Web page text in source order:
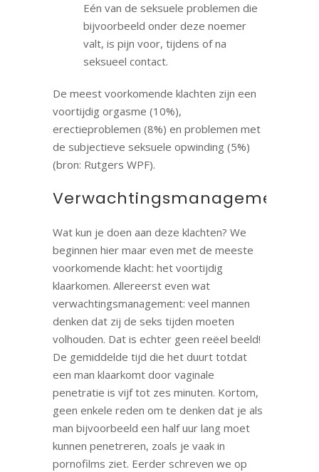
Eén van de seksuele problemen die
bijvoorbeeld onder deze noemer
valt, is pijn voor, tijdens of na
seksueel contact.
De meest voorkomende klachten zijn een
voortijdig orgasme (10%),
erectieproblemen (8%) en problemen met
de subjectieve seksuele opwinding (5%)
(bron: Rutgers WPF).
Verwachtingsmanagement
Wat kun je doen aan deze klachten? We
beginnen hier maar even met de meeste
voorkomende klacht: het voortijdig
klaarkomen. Allereerst even wat
verwachtingsmanagement: veel mannen
denken dat zij de seks tijden moeten
volhouden. Dat is echter geen reëel beeld!
De gemiddelde tijd die het duurt totdat
een man klaarkomt door vaginale
penetratie is vijf tot zes minuten. Kortom,
geen enkele reden om te denken dat je als
man bijvoorbeeld een half uur lang moet
kunnen penetreren, zoals je vaak in
pornofilms ziet. Eerder schreven we op